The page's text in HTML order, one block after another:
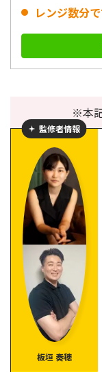
レンジ数分
※本
監修者情報
板垣 奏穂